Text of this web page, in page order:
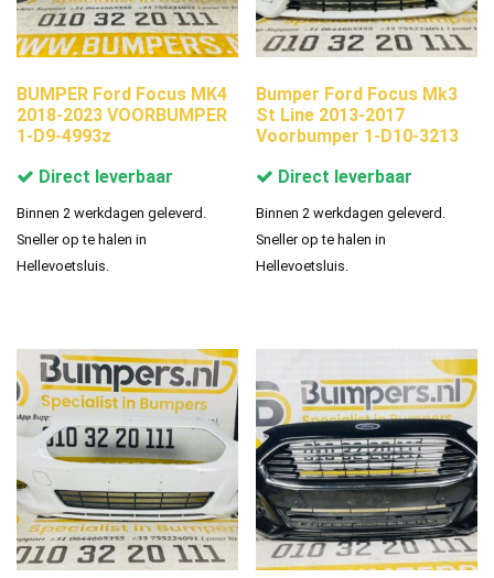
BUMPER Ford Focus MK4
2018-2023 VOORBUMPER
1-D9-4993z
Direct leverbaar
Binnen 2 werkdagen geleverd.
Sneller op te halen in
Hellevoetsluis.
Bumper Ford Focus Mk3
St Line 2013-2017
Voorbumper 1-D10-3213
Direct leverbaar
Binnen 2 werkdagen geleverd.
Sneller op te halen in
Hellevoetsluis.